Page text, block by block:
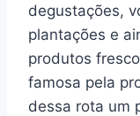
degustações,
plantações e
produtos
famosa pela
dessa rota um